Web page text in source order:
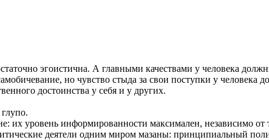
эгоистична. А главными качествами у человека
но чувство стыда за свои поступки у человека
достоинства у себя и у других.
их уровень информированности максимален, независимо
деятели одним миром мазаны: принципиальный